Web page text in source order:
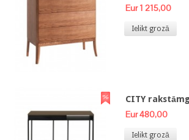
Eur 1 215,00
Ielikt grozā
CITY
Eur 480,00
Ielikt grozā